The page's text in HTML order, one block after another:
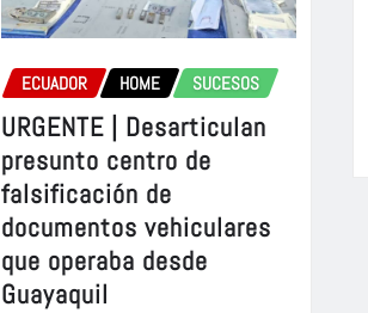
ECUADOR HOME SUCESOS
URGENTE | Desarticulan
presunto centro de
falsificación de
documentos vehiculares
que operaba desde
Guayaquil